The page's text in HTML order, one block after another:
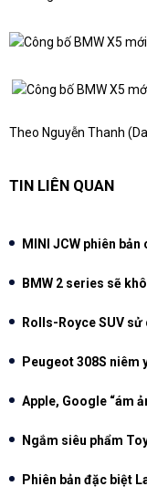
Theo Nguyễn Thanh
TIN LIÊN QUAN
MINI JCW phiên
BMW 2 series sẽ
Rolls-Royce SUV
Peugeot 308S niêm
Apple, Google “ám
Ngắm siêu phẩm
Phiên bản đặc biệt